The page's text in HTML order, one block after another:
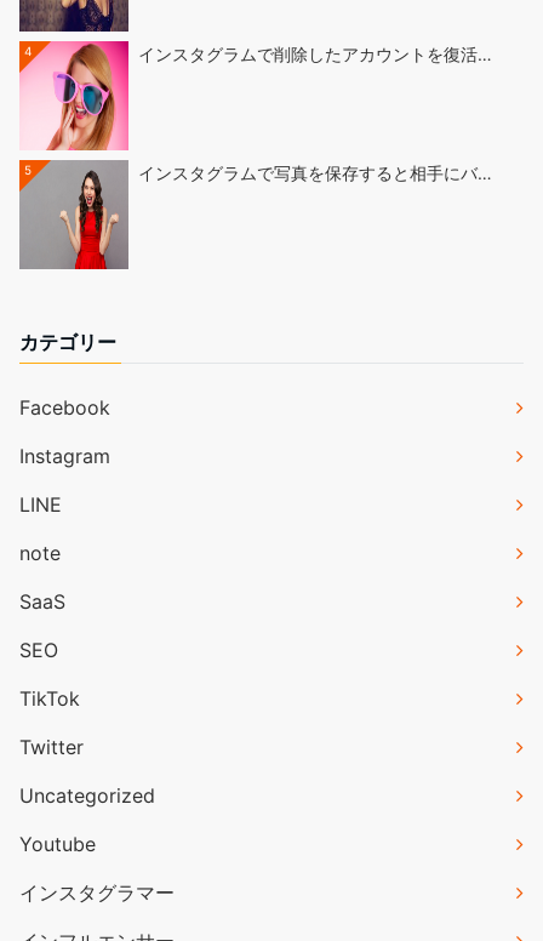
4 インスタグラムで削除したアカウントを復活…
5 インスタグラムで写真を保存すると相手にバ…
カテゴリー
Facebook
Instagram
LINE
note
SaaS
SEO
TikTok
Twitter
Uncategorized
Youtube
インスタグラマー